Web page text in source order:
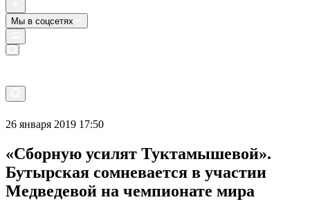
Мы в соцсетях
26 января 2019 17:50
«Сборную усилят Туктамышевой».
Бутырская сомневается в участии
Медведевой на чемпионате мира